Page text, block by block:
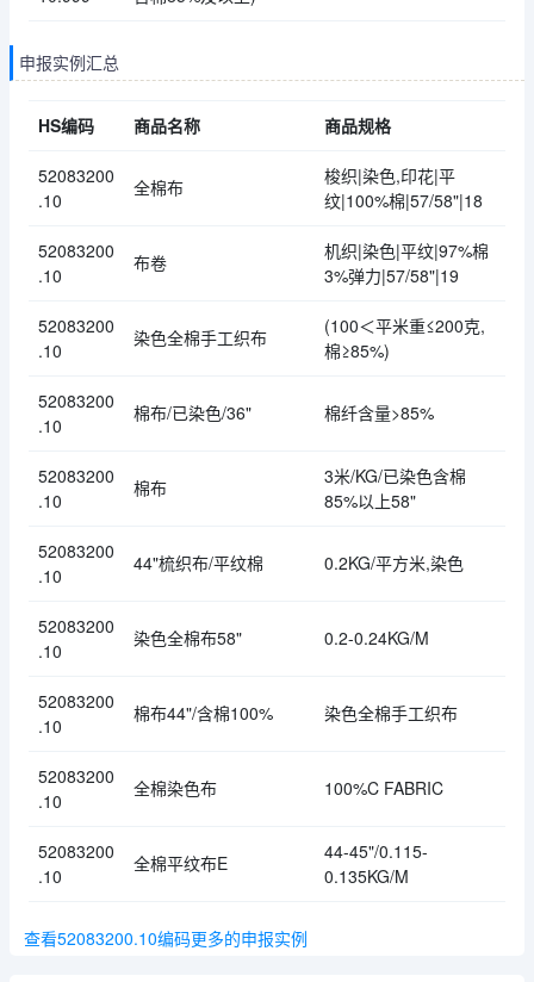
申报实例汇总
HS编码 商品名称 商品规格
52083200
.10
全棉布
梭织|染色,印花|平
纹|100%棉|57/58"|18
52083200
.10
布卷
机织|染色|平纹|97%棉
3%弹力|57/58"|19
52083200
.10
染色全棉手工织布
(100＜平米重≤200克,
棉≥85%)
52083200
.10
棉布/已染色/36" 棉纤含量>85%
52083200
.10
棉布
3米/KG/已染色含棉
85%以上58"
52083200
.10
44"梳织布/平纹棉 0.2KG/平方米,染色
52083200
.10
染色全棉布58" 0.2-0.24KG/M
52083200
.10
棉布44"/含棉100% 染色全棉手工织布
52083200
.10
全棉染色布 100%C FABRIC
52083200
.10
全棉平纹布E
44-45"/0.115-
0.135KG/M
查看52083200.10编码更多的申报实例